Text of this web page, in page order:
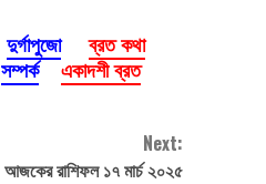
দুর্গাপুজো
ব্রত কথা
সম্পর্ক
একাদশী ব্রত
Next:
আজকের রাশিফল ১৭ মার্চ ২০২৫